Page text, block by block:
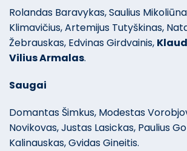
Rolandas Baravykas, Saulius
Klimavičius, Artemijus Tutyškinas,
Žebrauskas, Edvinas Girdvainis,
Vilius Armalas.
Saugai
Domantas Šimkus, Modestas
Novikovas, Justas Lasickas, Paulius
Kalinauskas, Gvidas Gineitis.